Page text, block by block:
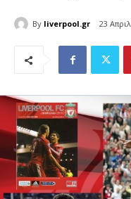
By liverpool.gr 23